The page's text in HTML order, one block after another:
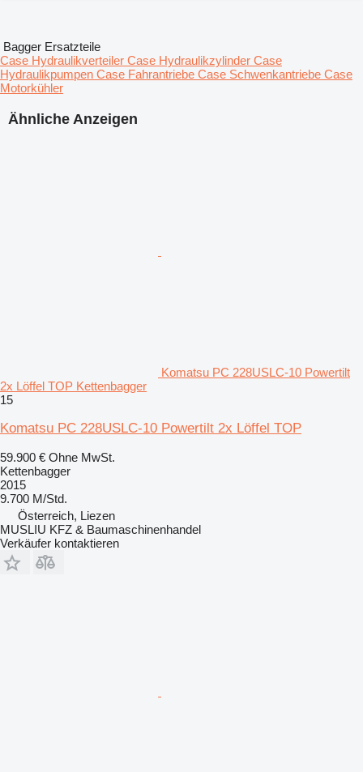
Ähnliche Anzeigen
Komatsu PC 228USLC-10 Powertilt
2x Löffel TOP Kettenbagger
15
Komatsu PC 228USLC-10 Powertilt 2x Löffel TOP
59.900 € Ohne MwSt.
Kettenbagger
2015
9.700 M/Std.
Österreich, Liezen
MUSLIU KFZ & Baumaschinenhandel
Verkäufer kontaktieren
Bagger Ersatzteile
Case Hydraulikverteiler Case Hydraulikzylinder Case
Hydraulikpumpen Case Fahrantriebe Case Schwenkantriebe Case
Motorkühler